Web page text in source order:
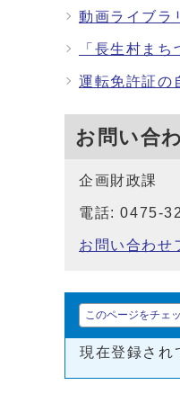
動画ライブラ
「長生村ま
運転免許証の
お問い合
企画財政課
電話: 0475-
お問い合わせ
このページをチェ
現在登録され